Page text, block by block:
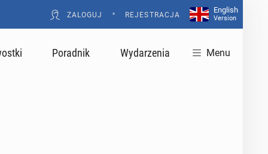
ZALOGUJ • REJESTRACJA
English
Version
Poradnik Wydarzenia Menu